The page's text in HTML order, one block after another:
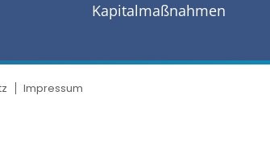
Kapitalmaßnahmen
Impressum